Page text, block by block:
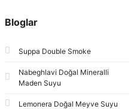
Bloglar
Suppa Double Smoke
Nabeghlavi Doğal Mineralli
Maden Suyu
Lemonera Doğal Meyve Suyu